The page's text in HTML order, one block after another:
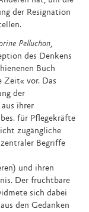
der Resignation
Pelluchon,
des Denkens
Buch
Zeit« vor. Das
der
ihrer
für Pflegekräfte
zugängliche
Begriffe
und ihren
Der fruchtbare
sich dabei
den Gedanken